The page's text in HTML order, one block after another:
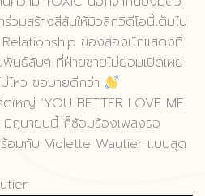
ร่วมสร้างสีสันให้มิวสิกวิดีโอนี้เต็มไป
ของสองนักแสดงที่
นธ์ลับๆ ที่ฝ่ายชายไม่ยอมเปิดเผย
ไหว ขอบายดีกว่า
ใหญ่ ‘YOU BETTER LOVE ME
มิถุนายนนี้ ก็ซ้อมร้องเพลงรอ
ร้อมกับ Violette Wautier แบบสุด